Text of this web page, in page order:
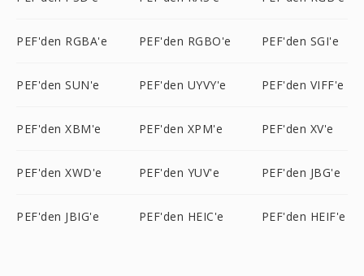
PEF'den RGBA'e PEF'den RGBO'e PEF'den SGI'e
PEF'den SUN'e PEF'den UYVY'e PEF'den VIFF'e
PEF'den XBM'e PEF'den XPM'e PEF'den XV'e
PEF'den XWD'e PEF'den YUV'e PEF'den JBG'e
PEF'den JBIG'e PEF'den HEIC'e PEF'den HEIF'e